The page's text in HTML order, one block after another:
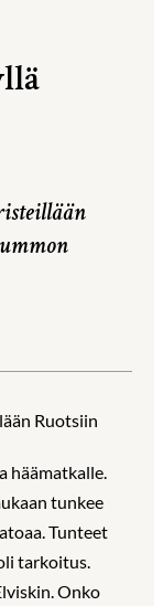
Ruotsiin
häämatkalle.
tunkee
Tunteet
tarkoitus.
Onko